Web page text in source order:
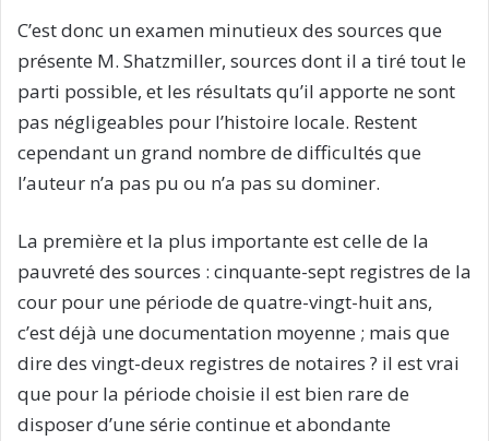
C’est donc un examen minutieux des sources que
présente M. Shatzmiller, sources dont il a tiré tout le
parti possible, et les résultats qu’il apporte ne sont
pas négligeables pour l’histoire locale. Restent
cependant un grand nombre de difficultés que
l’auteur n’a pas pu ou n’a pas su dominer.
La première et la plus importante est celle de la
pauvreté des sources : cinquante-sept registres de la
cour pour une période de quatre-vingt-huit ans,
c’est déjà une documentation moyenne ; mais que
dire des vingt-deux registres de notaires ? il est vrai
que pour la période choisie il est bien rare de
disposer d’une série continue et abondante